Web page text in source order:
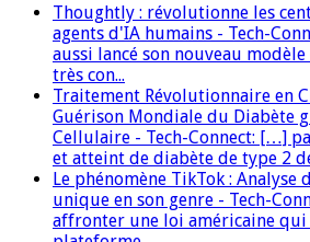
Thoughtly : révolutionne les
agents d'IA humains - Tech-
aussi lancé son nouveau modèle
très con...
Traitement Révolutionnaire en
Guérison Mondiale du Diabète
Cellulaire - Tech-Connect: […]
et atteint de diabète de type 2
Le phénomène TikTok : Analyse
unique en son genre - Tech-
affronter une loi américaine